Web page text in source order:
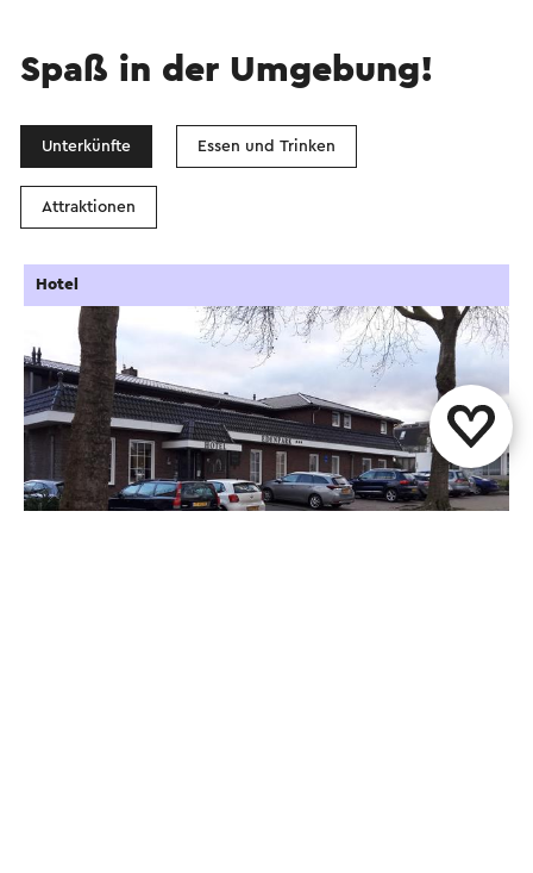
Spaß in der Umgebung!
Unterkünfte Essen und Trinken
Attraktionen
Hotel